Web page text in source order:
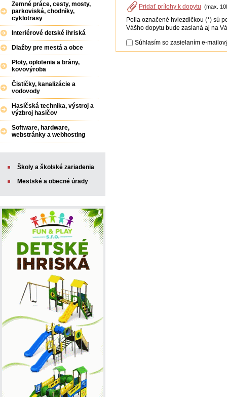
Pridať prílohy k dopytu (max.
Polia označené hviezdičkou (*) sú
Vášho dopytu bude zaslaná aj na
Súhlasím so zasielaním e-
Zemné práce, cesty, mosty,
parkoviská, chodníky,
cyklotrasy
Interiérové detské ihriská
Dlažby pre mestá a obce
Ploty, oplotenia a brány,
kovovýroba
Čističky, kanalizácie a
vodovody
Hasičská technika, výstroj a
výzbroj hasičov
Software, hardware,
webstránky a webhosting
Školy a školské zariadenia
Mestské a obecné úrady